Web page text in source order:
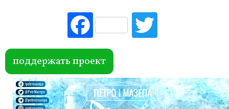
Fac
ebo
ok
поддержать проект